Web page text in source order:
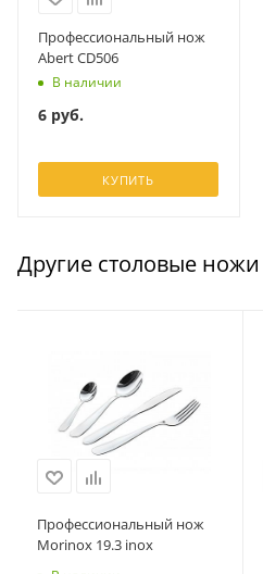
Профессиональный нож
Abert CD506
В наличии
6 руб.
КУПИТЬ
Другие столовые ножи
Профессиональный нож
Morinox 19.3 inox